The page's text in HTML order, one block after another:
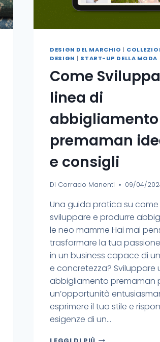
DESIGN DEL MARCHIO |
DESIGN | START-UP DELLA MODA
Come
linea di
abbigliamento
premaman
e consigli
Di Corrado Manenti 09/04/
Una guida pratica su come
sviluppare e produrre
le neo mamme Hai mai
trasformare la tua
in un business capace di
e concretezza? Sviluppare
abbigliamento premaman
un’opportunità
esprimere il tuo stile e
esigenze di un…